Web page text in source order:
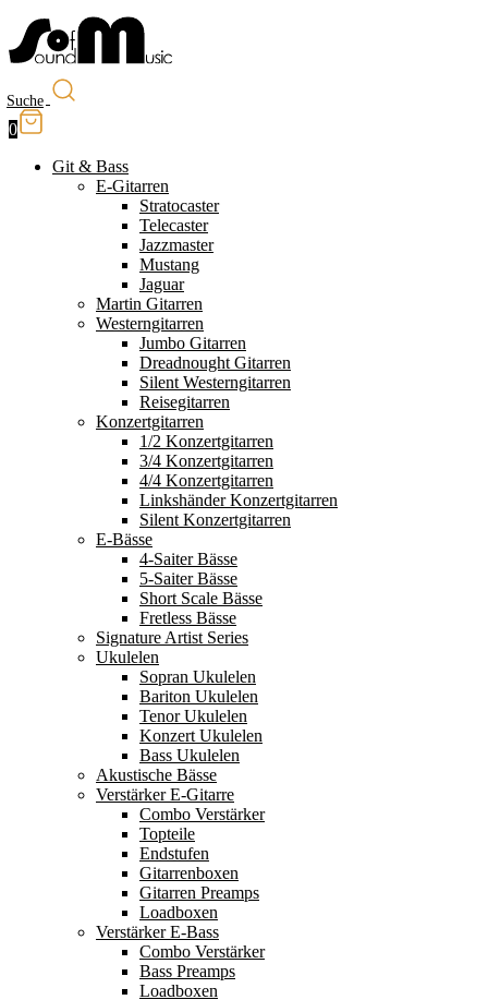
Suche
0
Git & Bass
E-Gitarren
Stratocaster
Telecaster
Jazzmaster
Mustang
Jaguar
Martin Gitarren
Westerngitarren
Jumbo Gitarren
Dreadnought Gitarren
Silent Westerngitarren
Reisegitarren
Konzertgitarren
1/2 Konzertgitarren
3/4 Konzertgitarren
4/4 Konzertgitarren
Linkshänder Konzertgitarren
Silent Konzertgitarren
E-Bässe
4-Saiter Bässe
5-Saiter Bässe
Short Scale Bässe
Fretless Bässe
Signature Artist Series
Ukulelen
Sopran Ukulelen
Bariton Ukulelen
Tenor Ukulelen
Konzert Ukulelen
Bass Ukulelen
Akustische Bässe
Verstärker E-Gitarre
Combo Verstärker
Topteile
Endstufen
Gitarrenboxen
Gitarren Preamps
Loadboxen
Verstärker E-Bass
Combo Verstärker
Bass Preamps
Loadboxen